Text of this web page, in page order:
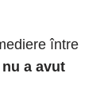
între
nu a avut